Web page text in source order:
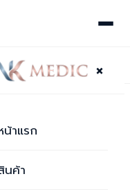
×
น้าแรก
นค้า
ชธานี